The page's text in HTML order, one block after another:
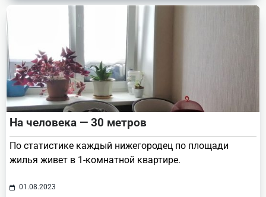
На человека — 30 метров
По статистике каждый нижегородец по площади
жилья живет в 1-комнатной квартире.
01.08.2023